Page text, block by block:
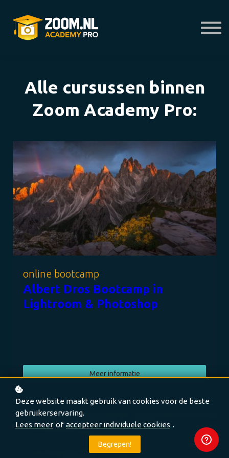
Presets
Inloggen
Alle cursussen binnen
Zoom Academy Pro:
online bootcamp
Albert Dros Bootcamp in
Lightroom & Photoshop
Meer informatie
Deze website maakt gebruik van cookies voor de beste
gebruikerservaring.
Lees meer of accepteer individuele cookies .
Begrepen!